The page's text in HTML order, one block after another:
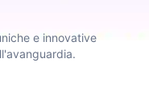
e innovative